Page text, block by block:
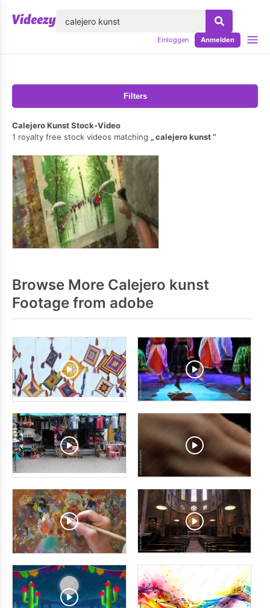
Einloggen Anmelden
Filters
Calejero Kunst Stock-Video
1 royalty free stock videos matching
calejero kunst
Browse More Calejero kunst
Footage from adobe